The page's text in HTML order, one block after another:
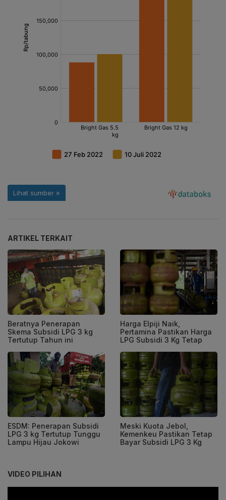
ARTIKEL TERKAIT
Beratnya Penerapan
Skema Subsidi LPG 3 kg
Tertutup Tahun ini
Harga Elpiji Naik,
Pertamina Pastikan Harga
LPG Subsidi 3 Kg Tetap
ESDM: Penerapan Subsidi
LPG 3 kg Tertutup Tunggu
Lampu Hijau Jokowi
Meski Kuota Jebol,
Kemenkeu Pastikan Tetap
Bayar Subsidi LPG 3 Kg
VIDEO PILIHAN